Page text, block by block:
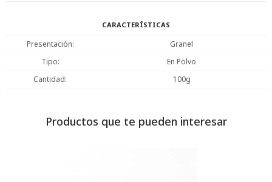
CARACTERÍSTICAS
Presentación
Granel
Tipo
En Polvo
Cantidad
100g
Productos que te pueden interesar